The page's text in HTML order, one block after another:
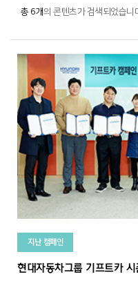
총 6개의 콘텐츠가 검색되었습니
지난 캠페인
현대자동차그룹 기프트카